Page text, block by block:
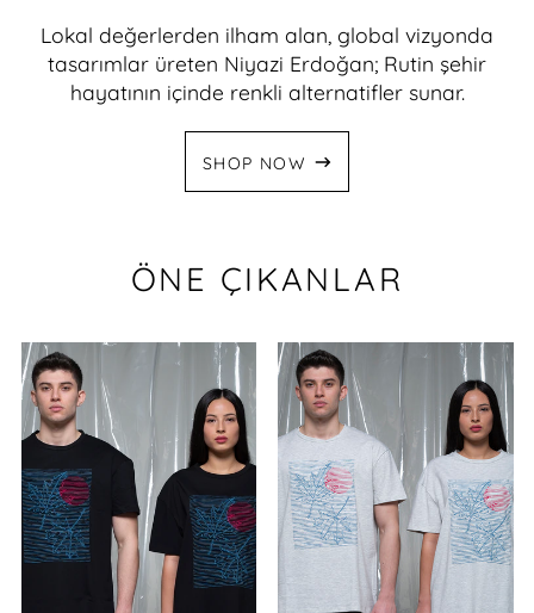
Lokal değerlerden ilham alan, global vizyonda
tasarımlar üreten Niyazi Erdoğan; Rutin şehir
hayatının içinde renkli alternatifler sunar.
SHOP NOW
ÖNE ÇIKANLAR
BASKILI
TIŞÖRT
BASKILI
TIŞÖRT